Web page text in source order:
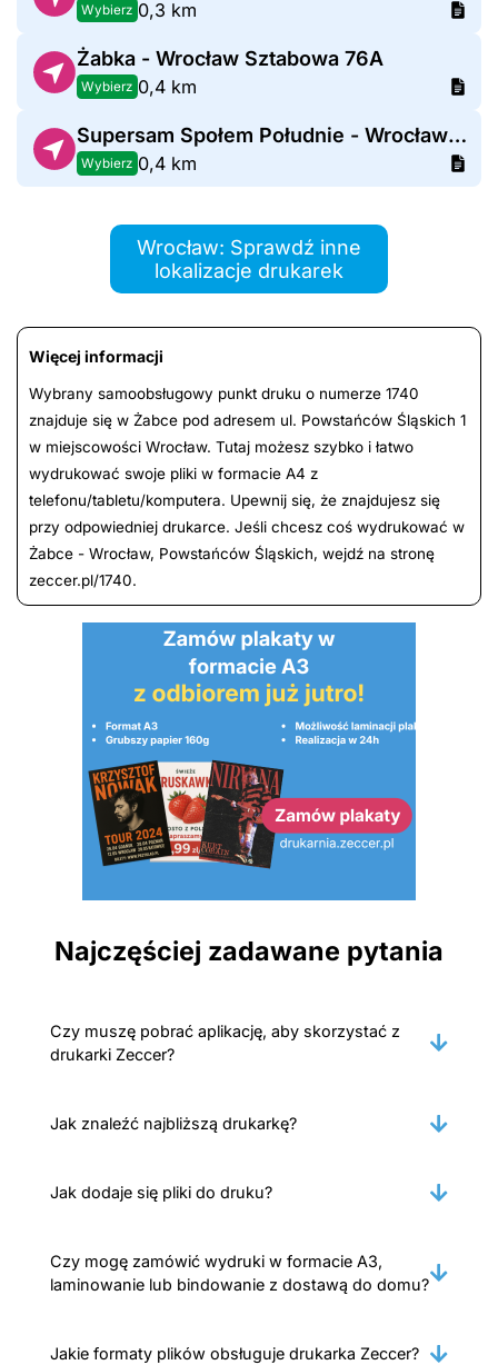
Wybierz 0,3 km
Żabka - Wrocław Sztabowa 76A
Wybierz 0,4 km
Supersam Społem Południe - Wrocław Drukarska
Wybierz 0,4 km
Wrocław: Sprawdź inne
lokalizacje drukarek
Więcej informacji
Wybrany samoobsługowy punkt druku o numerze 1740
znajduje się w Żabce pod adresem ul. Powstańców Śląskich 1
w miejscowości Wrocław. Tutaj możesz szybko i łatwo
wydrukować swoje pliki w formacie A4 z
telefonu/tabletu/komputera. Upewnij się, że znajdujesz się
przy odpowiedniej drukarce. Jeśli chcesz coś wydrukować w
Żabce - Wrocław, Powstańców Śląskich, wejdź na stronę
zeccer.pl/1740.
Najczęściej zadawane pytania
Czy muszę pobrać aplikację, aby skorzystać z
drukarki Zeccer?
Jak znaleźć najbliższą drukarkę?
Jak dodaje się pliki do druku?
Czy mogę zamówić wydruki w formacie A3,
laminowanie lub bindowanie z dostawą do domu?
Jakie formaty plików obsługuje drukarka Zeccer?